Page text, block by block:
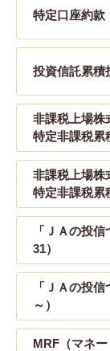
特定口座約款
投資信託累積
非課税上場株
特定非課税累
非課税上場株
特定非課税累
「ＪＡの投
31）
「ＪＡの投
～）
MRF（マネ